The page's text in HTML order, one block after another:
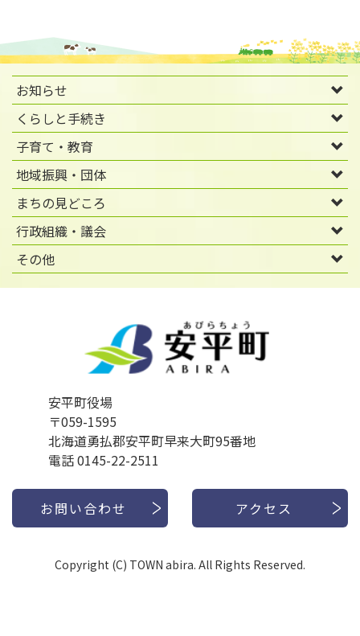
お知らせ
くらしと手続き
子育て・教育
地域振興・団体
まちの見どころ
行政組織・議会
その他
安平町役場
〒059-1595
北海道勇払郡安平町早来大町95番地
電話 0145-22-2511
お問い合わせ アクセス
Copyright (C) TOWN abira. All Rights Reserved.